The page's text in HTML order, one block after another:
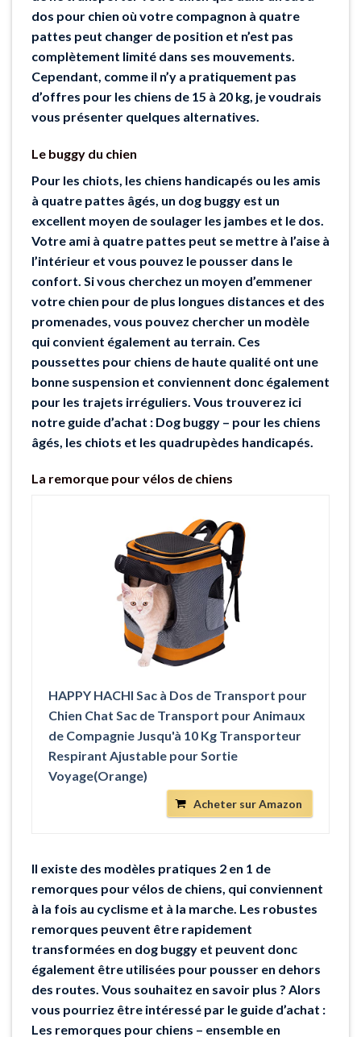
dos pour chien où votre compagnon à quatre
pattes peut changer de position et n’est pas
complètement limité dans ses mouvements.
Cependant, comme il n’y a pratiquement pas
d’offres pour les chiens de 15 à 20 kg, je voudrais
vous présenter quelques alternatives.
Le buggy du chien
Pour les chiots, les chiens handicapés ou les amis
à quatre pattes âgés, un dog buggy est un
excellent moyen de soulager les jambes et le dos.
Votre ami à quatre pattes peut se mettre à l’aise à
l’intérieur et vous pouvez le pousser dans le
confort. Si vous cherchez un moyen d’emmener
votre chien pour de plus longues distances et des
promenades, vous pouvez chercher un modèle
qui convient également au terrain. Ces
poussettes pour chiens de haute qualité ont une
bonne suspension et conviennent donc également
pour les trajets irréguliers. Vous trouverez ici
notre guide d’achat : Dog buggy – pour les chiens
âgés, les chiots et les quadrupèdes handicapés.
La remorque pour vélos de chiens
HAPPY HACHI Sac à Dos de Transport pour
Chien Chat Sac de Transport pour Animaux
de Compagnie Jusqu'à 10 Kg Transporteur
Respirant Ajustable pour Sortie
Voyage(Orange)
Acheter sur Amazon
Il existe des modèles pratiques 2 en 1 de
remorques pour vélos de chiens, qui conviennent
à la fois au cyclisme et à la marche. Les robustes
remorques peuvent être rapidement
transformées en dog buggy et peuvent donc
également être utilisées pour pousser en dehors
des routes. Vous souhaitez en savoir plus ? Alors
vous pourriez être intéressé par le guide d’achat :
Les remorques pour chiens – ensemble en